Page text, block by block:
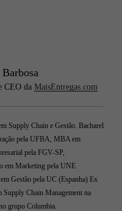
CEO da MaisEntregas.com
Supply Chain e Gestão. Bacharel
pela UFBA, MBA em
pela FGV-SP,
em Marketing pela UNE
Gestão pela UC (Espanha) Ex
Supply Chain Management na
grupo Columbia.